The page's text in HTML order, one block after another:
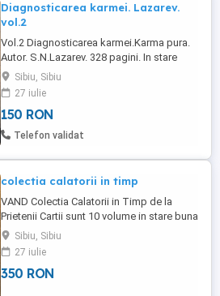
Diagnosticarea karmei. Lazarev.
vol.2
Vol.2 Diagnosticarea karmei.Karma pura.
Autor. S.N.Lazarev. 328 pagini. In stare
perfecta.
Sibiu, Sibiu
27 iulie
150 RON
Telefon validat
colectia calatorii in timp
VAND Colectia Calatorii in Timp de la
Prietenii Cartii sunt 10 volume in stare buna
1- AZTECII 2 INDIA 3 ROMA 4 CRESTINII 5
STEPELE 6 SUMMER 7 ANGKOR 8 PERSII
9 VIKINGII 10 HITITII
Sibiu, Sibiu
27 iulie
350 RON